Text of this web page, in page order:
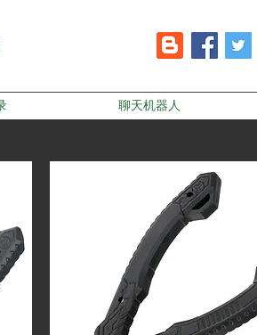
聊天机器人